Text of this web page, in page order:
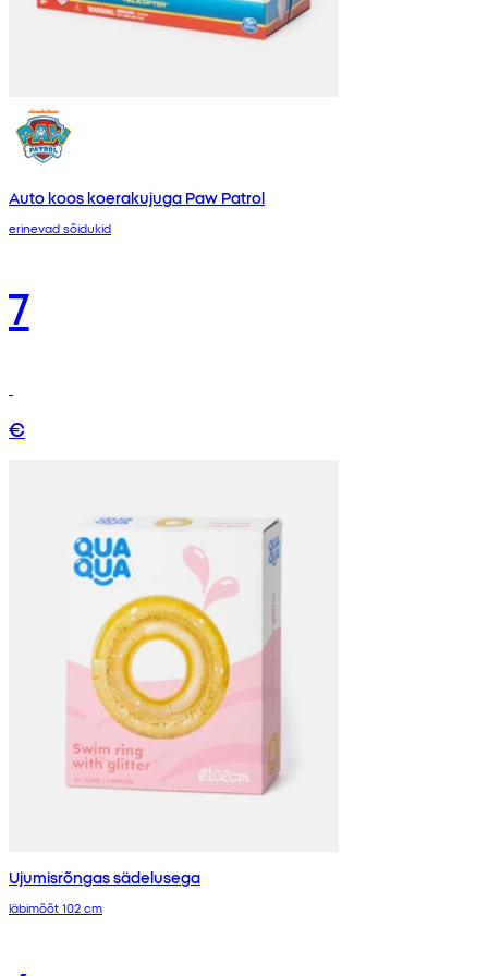
Auto koos koerakujuga Paw Patrol
erinevad sõidukid
7
€
Ujumisrõngas sädelusega
läbimõõt 102 cm